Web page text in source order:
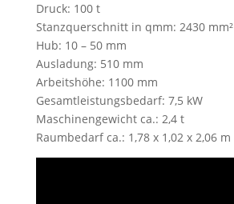
Druck: 100 t
Stanzquerschnitt in qmm: 2430 mm²
Hub: 10 – 50 mm
Ausladung: 510 mm
Arbeitshöhe: 1100 mm
Gesamtleistungsbedarf: 7,5 kW
Maschinengewicht ca.: 2,4 t
Raumbedarf ca.: 1,78 x 1,02 x 2,06 m